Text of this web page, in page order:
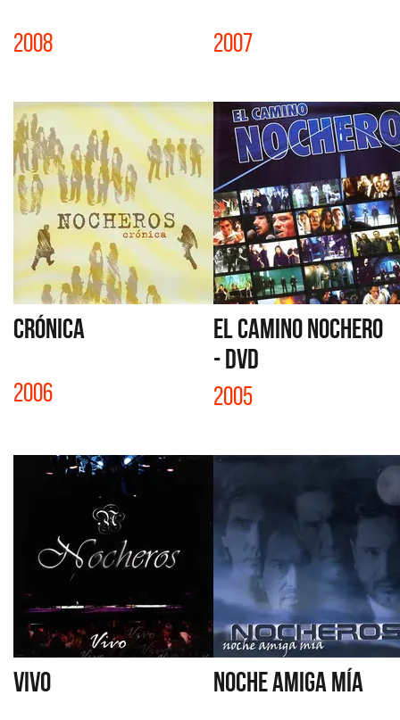
2008 2007
CRÓNICA
2006
EL CAMINO NOCHERO
- DVD
2005
VIVO NOCHE AMIGA MÍA